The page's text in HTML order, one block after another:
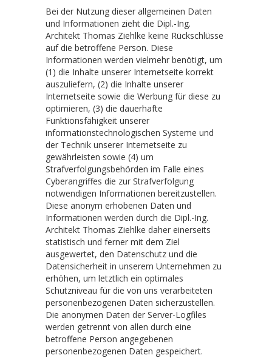
Bei der Nutzung dieser allgemeinen Daten
und Informationen zieht die Dipl.-Ing.
Architekt Thomas Ziehlke keine Rückschlüsse
auf die betroffene Person. Diese
Informationen werden vielmehr benötigt, um
(1) die Inhalte unserer Internetseite korrekt
auszuliefern, (2) die Inhalte unserer
Internetseite sowie die Werbung für diese zu
optimieren, (3) die dauerhafte
Funktionsfähigkeit unserer
informationstechnologischen Systeme und
der Technik unserer Internetseite zu
gewährleisten sowie (4) um
Strafverfolgungsbehörden im Falle eines
Cyberangriffes die zur Strafverfolgung
notwendigen Informationen bereitzustellen.
Diese anonym erhobenen Daten und
Informationen werden durch die Dipl.-Ing.
Architekt Thomas Ziehlke daher einerseits
statistisch und ferner mit dem Ziel
ausgewertet, den Datenschutz und die
Datensicherheit in unserem Unternehmen zu
erhöhen, um letztlich ein optimales
Schutzniveau für die von uns verarbeiteten
personenbezogenen Daten sicherzustellen.
Die anonymen Daten der Server-Logfiles
werden getrennt von allen durch eine
betroffene Person angegebenen
personenbezogenen Daten gespeichert.